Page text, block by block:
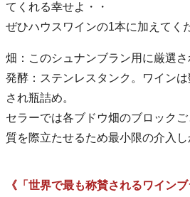
てくれる幸せよ・・
ぜひハウスワインの1本に加えてく
畑：このシュナンブラン用に厳選さ
発酵：ステンレスタンク。ワイン
され瓶詰め。
セラーでは各ブドウ畑のブロック
質を際立たせるため最小限の介入し
《「世界で最も称賛されるワインブ